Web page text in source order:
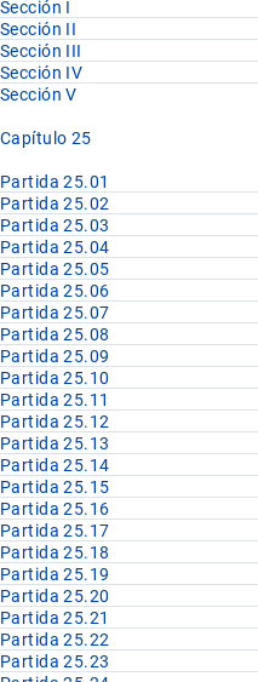
Sección I
Sección II
Sección III
Sección IV
Sección V
Capítulo 25
Partida 25.01
Partida 25.02
Partida 25.03
Partida 25.04
Partida 25.05
Partida 25.06
Partida 25.07
Partida 25.08
Partida 25.09
Partida 25.10
Partida 25.11
Partida 25.12
Partida 25.13
Partida 25.14
Partida 25.15
Partida 25.16
Partida 25.17
Partida 25.18
Partida 25.19
Partida 25.20
Partida 25.21
Partida 25.22
Partida 25.23